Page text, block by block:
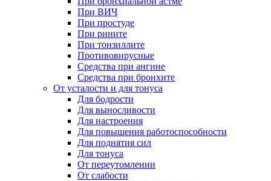
При ВИЧ
При простуде
При рините
При тонзиллите
Противовирусные
Средства при ангине
Средства при бронхите
От усталости и для тонуса
Для бодрости
Для выносливости
Для настроения
Для повышения работоспособности
Для поднятия сил
Для тонуса
От переутомлении
От слабости